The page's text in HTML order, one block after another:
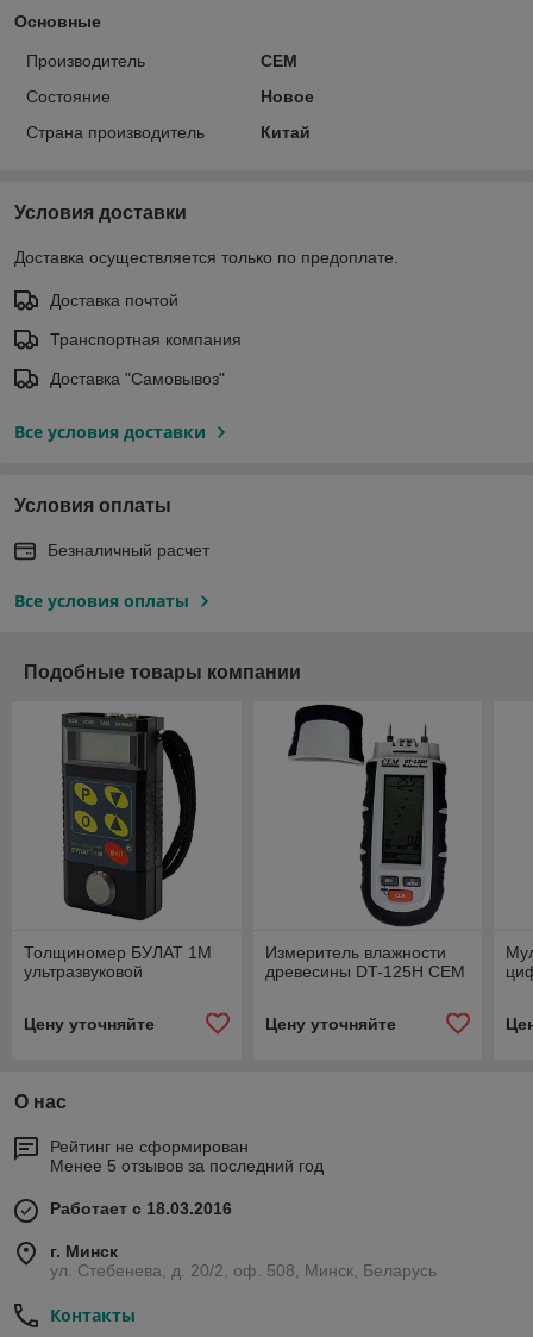
Основные
Производитель
CEM
Состояние
Новое
Страна производитель
Китай
Условия доставки
Доставка осуществляется только по предоплате.
Доставка почтой
Транспортная компания
Доставка "Самовывоз"
Все условия доставки
Условия оплаты
Безналичный расчет
Все условия оплаты
Подобные товары компании
Толщиномер БУЛАТ 1М
ультразвуковой
Цену уточняйте
Измеритель влажности
древесины DT-125H CEM
Цену уточняйте
О нас
Рейтинг не сформирован
Менее 5 отзывов за последний год
Работает с 18.03.2016
г. Минск
ул. Стебенева, д. 20/2, оф. 508, Минск, Беларусь
Контакты